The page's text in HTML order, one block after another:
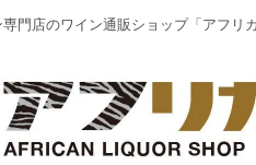
門店のワイン通販ショップ「アフリカ